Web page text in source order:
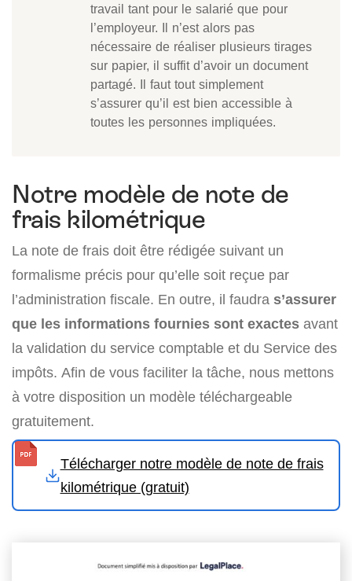
travail tant pour le salarié que pour
l’employeur. Il n’est alors pas
nécessaire de réaliser plusieurs tirages
sur papier, il suffit d’avoir un document
partagé. Il faut tout simplement
s’assurer qu’il est bien accessible à
toutes les personnes impliquées.
Notre modèle de note de
frais kilométrique
La note de frais doit être rédigée suivant un
formalisme précis pour qu’elle soit reçue par
l’administration fiscale. En outre, il faudra s’assurer
que les informations fournies sont exactes avant
la validation du service comptable et du Service des
impôts. Afin de vous faciliter la tâche, nous mettons
à votre disposition un modèle téléchargeable
gratuitement.
Télécharger notre modèle de note de frais
kilométrique (gratuit)